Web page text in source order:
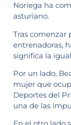
Noriega ha
asturiano.
Tras comenzar
entrenadoras,
significa la
Por un lado,
mujer que
Deportes del
una de las